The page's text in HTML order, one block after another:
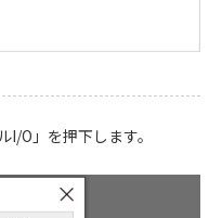
O」を押下します。